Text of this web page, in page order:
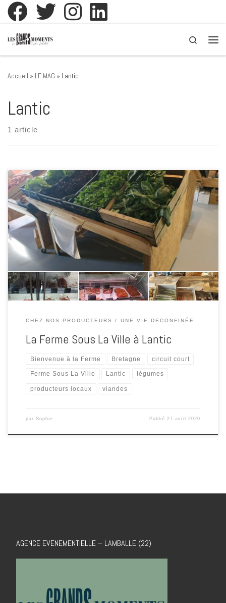
Passer au contenu
Search
Accueil » LE MAG » Lantic
Lantic
1 article
La Ferme Sous la Ville réouverture aux horaires habituelles Du mardi
au samedi de 9h30 à 12h45 et de 15h à 19h et le dimanche matin
de mai à septembre Vente directe à la ferme de viande de bœuf de
race blonde d’Aquitaine, veau et porc.
CHEZ NOS PRODUCTEURS UNE VIE DECONFINÉE
La Ferme Sous La Ville à Lantic
Bienvenue à la Ferme Bretagne circuit court
Ferme Sous La Ville Lantic légumes
producteurs locaux viandes
par Sophie Publié 27 avril 2020
AGENCE EVENEMENTIELLE – LAMBALLE (22)